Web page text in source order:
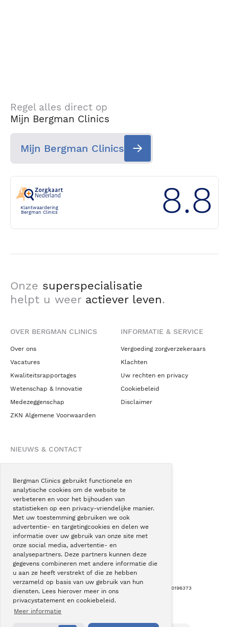
Bergman Clinics gebruikt functionele en
analytische cookies om de website te
verbeteren en voor het bijhouden van
statistieken op een privacy-vriendelijke manier.
Met uw toestemming gebruiken we ook
advertentie- en targetingcookies en delen we
informatie over uw gebruik van onze site met
onze social media, advertentie- en
analysepartners. Deze partners kunnen deze
gegevens combineren met andere informatie die
u aan ze heeft verstrekt of die ze hebben
verzameld op basis van uw gebruik van hun
diensten. Lees hierover meer in ons
privacystatement en cookiebeleid.
Meer informatie
Regel alles direct op
Mijn Bergman Clinics
Mijn Bergman Clinics
Klantwaardering
Bergman Clinics
8.8
Onze superspecialisatie
helpt u weer actiever leven.
OVER BERGMAN CLINICS
Over ons
Vacatures
Kwaliteitsrapportages
Wetenschap & Innovatie
Medezeggenschap
ZKN Algemene Voorwaarden
INFORMATIE & SERVICE
Vergoeding zorgverzekeraars
Klachten
Uw rechten en privacy
Cookiebeleid
Disclaimer
NIEUWS & CONTACT
Blogs
Podcast
Pressroom
Instagram
Facebook
LinkedIn
Copyright © Bergman Clinics 2026 KVK nummer: 30196373